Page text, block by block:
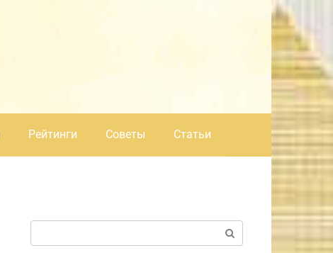
Рейтинги Советы Статьи